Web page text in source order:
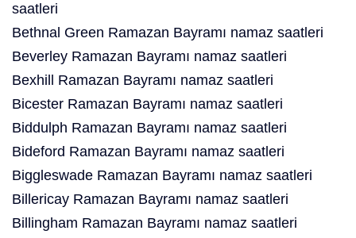
saatleri
Bethnal Green Ramazan Bayramı namaz saatleri
Beverley Ramazan Bayramı namaz saatleri
Bexhill Ramazan Bayramı namaz saatleri
Bicester Ramazan Bayramı namaz saatleri
Biddulph Ramazan Bayramı namaz saatleri
Bideford Ramazan Bayramı namaz saatleri
Biggleswade Ramazan Bayramı namaz saatleri
Billericay Ramazan Bayramı namaz saatleri
Billingham Ramazan Bayramı namaz saatleri